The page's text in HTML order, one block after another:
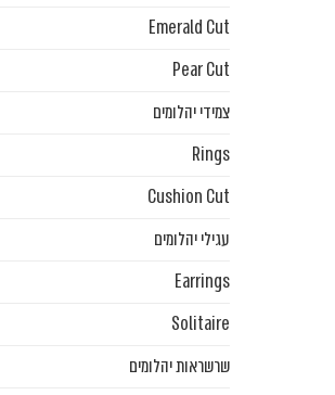
Emerald Cut
Pear Cut
צמידי יהלומים
Rings
Cushion Cut
עגילי יהלומים
Earrings
Solitaire
שרשראות יהלומים